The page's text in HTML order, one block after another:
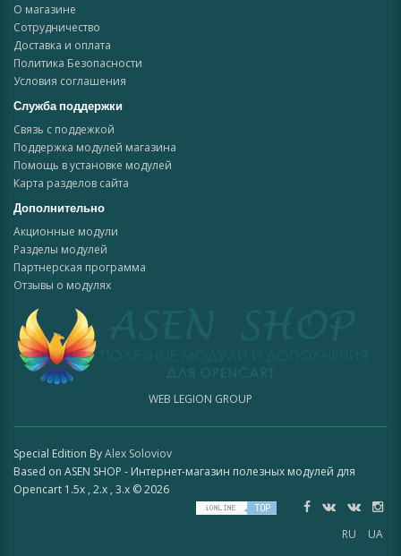
О магазине
Сотрудничество
Доставка и оплата
Политика Безопасности
Условия соглашения
Служба поддержки
Связь с поддежкой
Поддержка модулей магазина
Помощь в установке модулей
Карта разделов сайта
Дополнительно
Акционные модули
Разделы модулей
Партнерская программа
Отзывы о модулях
WEB LEGION GROUP
Special Edition ByAlex Soloviov
Based on ASEN SHOP - Интернет-магазин полезных модулей для
Opencart 1.5x , 2.x , 3.x © 2026
RU UA